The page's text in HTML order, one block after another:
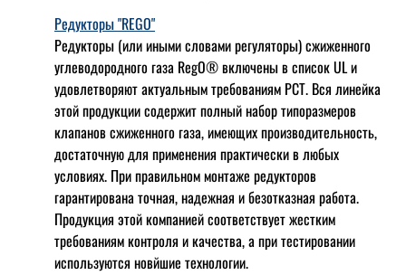
Редукторы "REGO"
Редукторы (или иными словами регуляторы) сжиженного
углеводородного газа RegO® включены в список UL и
удовлетворяют актуальным требованиям РСТ. Вся линейка
этой продукции содержит полный набор типоразмеров
клапанов сжиженного газа, имеющих производительность,
достаточную для применения практически в любых
условиях. При правильном монтаже редукторов
гарантирована точная, надежная и безотказная работа.
Продукция этой компанией соответствует жестким
требованиям контроля и качества, а при тестировании
используются новйшие технологии.